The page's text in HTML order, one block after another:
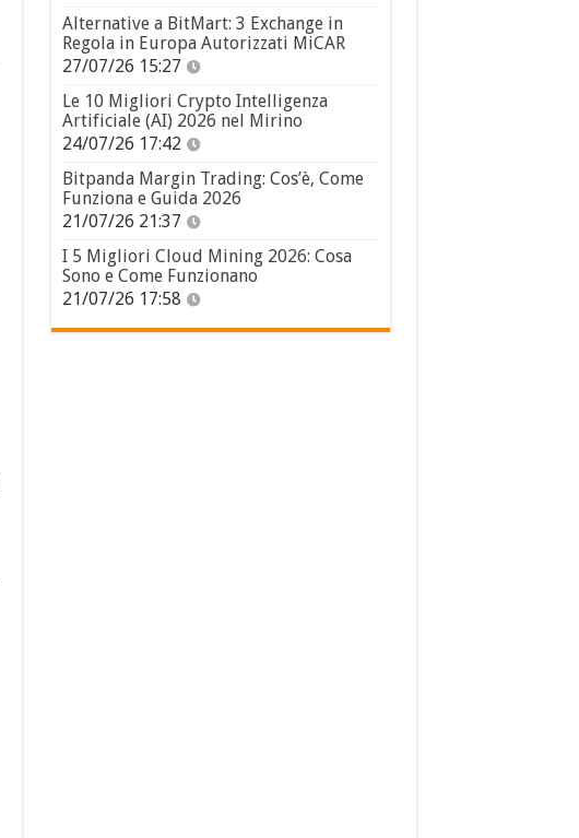
Alternative a BitMart: 3 Exchange in
Regola in Europa Autorizzati MiCAR
27/07/26 15:27
Le 10 Migliori Crypto Intelligenza
Artificiale (AI) 2026 nel Mirino
24/07/26 17:42
Bitpanda Margin Trading: Cos’è, Come
Funziona e Guida 2026
21/07/26 21:37
I 5 Migliori Cloud Mining 2026: Cosa
Sono e Come Funzionano
21/07/26 17:58